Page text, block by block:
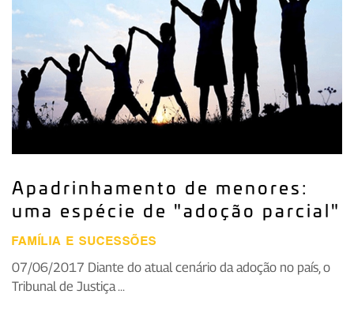
Apadrinhamento de menores:
uma espécie de "adoção parcial"
FAMÍLIA E SUCESSÕES
07/06/2017 Diante do atual cenário da adoção no país, o
Tribunal de Justiça ...